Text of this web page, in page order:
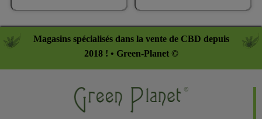
Magasins spécialisés dans la vente de CBD depuis
2018 ! • Green-Planet ©